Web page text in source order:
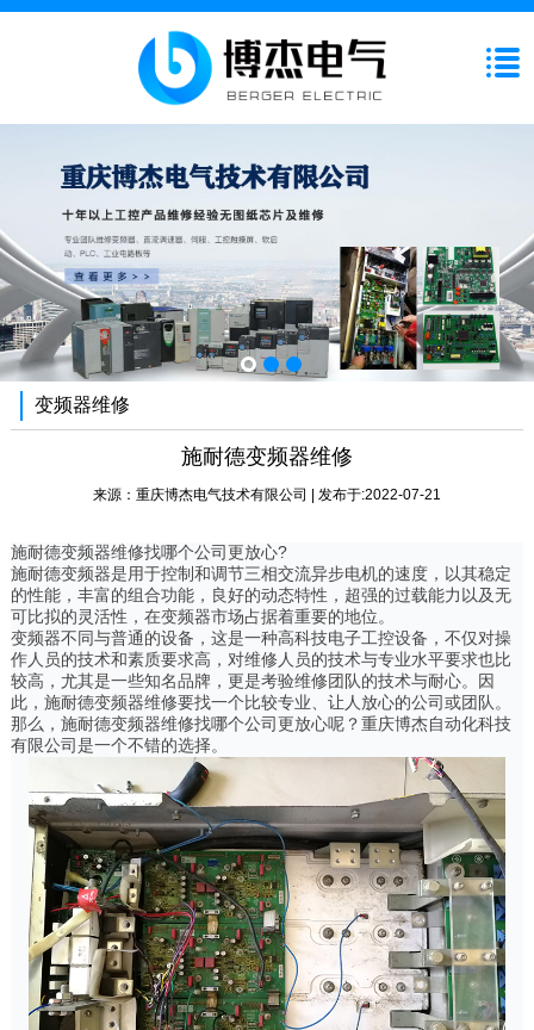
变频器维修
施耐德变频器维修
来源： 重庆博杰电气技术有限公司 | 发布于:2022-07-21
施耐德变频器维修找哪个公司更放心?
施耐德变频器是用于控制和调节三相交流异步电机的速度，以其稳定
的性能，丰富的组合功能，良好的动态特性，超强的过载能力以及无
可比拟的灵活性，在变频器市场占据着重要的地位。
变频器不同与普通的设备，这是一种高科技电子工控设备，不仅对操
作人员的技术和素质要求高，对维修人员的技术与专业水平要求也比
较高，尤其是一些知名品牌，更是考验维修团队的技术与耐心。因
此，施耐德变频器维修要找一个比较专业、让人放心的公司或团队。
那么，施耐德变频器维修找哪个公司更放心呢？重庆博杰自动化科技
有限公司是一个不错的选择。